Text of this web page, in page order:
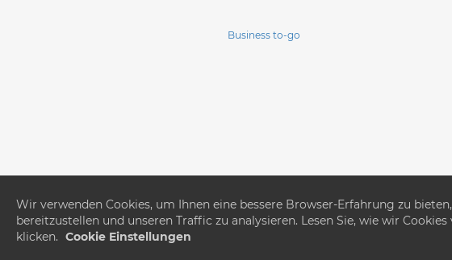
Business to-go
Wir verwenden Cookies, um Ihnen eine bessere Browser-Erfahrung zu
bereitzustellen und unseren Traffic zu analysieren. Lesen Sie, wie wir
klicken. Cookie Einstellungen